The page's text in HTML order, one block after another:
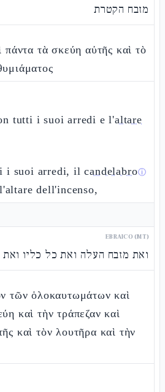
מזבח הקטרת
πάντα τὰ σκεύη αὐτῆς καὶ τὸ
tutti i suoi arredi e l'altare
i suoi arredi, ilcandelabroⓘ
dell'incenso,
EBRAICO (MT)
ואת מזבח העלה ואת כל כליו ואת
τῶν ὁλοκαυτωμάτων καὶ
καὶ τὴν τράπεζαν καὶ
καὶ τὸν λουτῆρα καὶ τὴν